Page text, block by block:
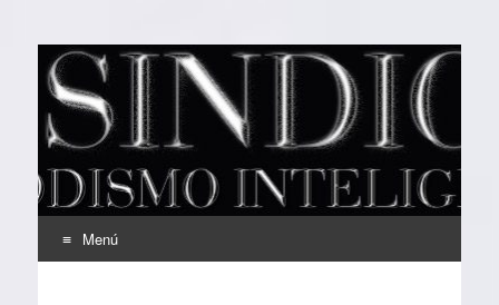
EL SINDICAL
Periodismo Inteligente
Menú